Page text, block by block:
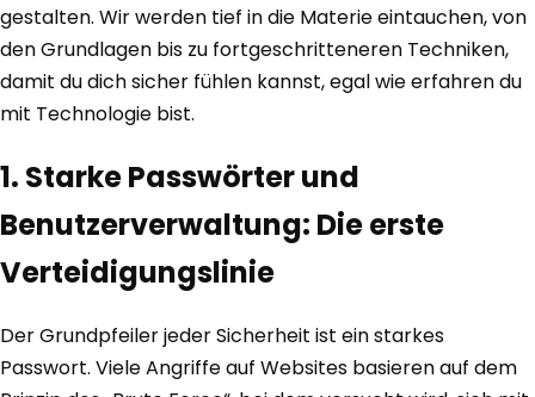
gestalten. Wir werden tief in die Materie eintauchen, von
den Grundlagen bis zu fortgeschritteneren Techniken,
damit du dich sicher fühlen kannst, egal wie erfahren du
mit Technologie bist.
1. Starke Passwörter und
Benutzerverwaltung: Die erste
Verteidigungslinie
Der Grundpfeiler jeder Sicherheit ist ein starkes
Passwort. Viele Angriffe auf Websites basieren auf dem